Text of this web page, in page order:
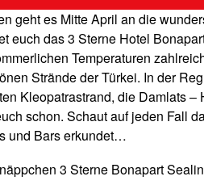
geht es Mitte April an die
euch das 3 Sterne Hotel
Temperaturen
Strände der Türkei. In der
Kleopatrastrand, die Damlats –
schon. Schaut auf jeden Fall
und Bars erkundet…
3 Sterne Bonapart